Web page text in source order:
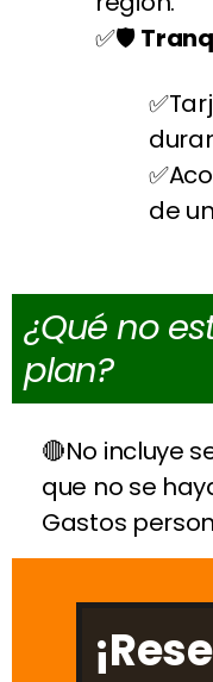
🛡️
de un
¿Qué no
plan?
No incluye
que no se
Gastos